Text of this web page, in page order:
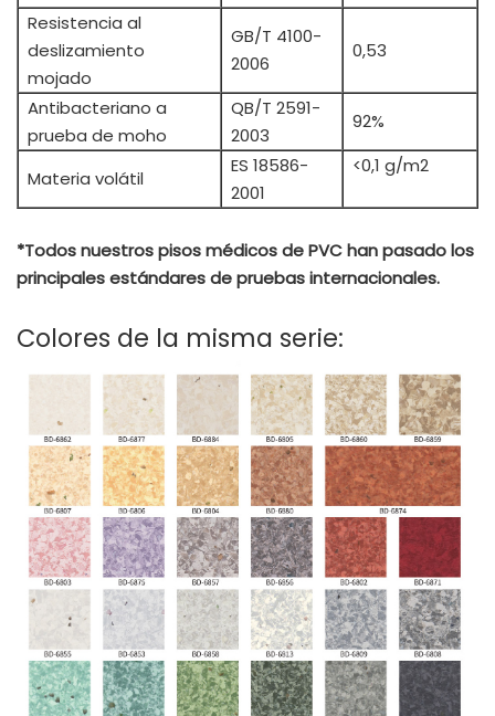
Resistencia al
deslizamiento
mojado
GB/T 4100-
2006
0,53
Antibacteriano a
prueba de moho
QB/T 2591-
2003
92%
Materia volátil
ES 18586-
2001
<0,1 g/m2
*Todos nuestros pisos médicos de PVC han pasado los
principales estándares de pruebas internacionales.
Colores de la misma serie: